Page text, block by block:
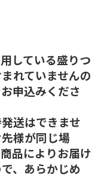
している盛りつ
れていませんの
申込みくださ
送はできませ
様が同じ場
品によりお届け
、あらかじめ